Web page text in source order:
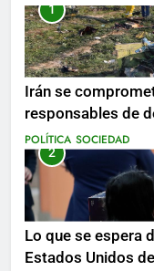
1
Irán se
responsables de
mientras se
POLÍTICA SOCIEDAD
2
Lo que se espera
Estados Unidos